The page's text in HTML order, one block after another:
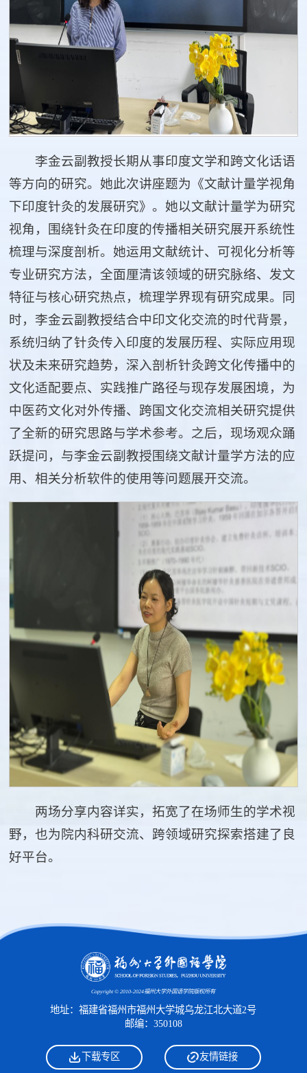
李金云副教授长期从事印度文学和跨文化话语
等方向的研究。她此次讲座题为《文献计量学视角
下印度针灸的发展研究》。她以文献计量学为研究
视角，围绕针灸在印度的传播相关研究展开系统性
梳理与深度剖析。她运用文献统计、可视化分析等
专业研究方法，全面厘清该领域的研究脉络、发文
特征与核心研究热点，梳理学界现有研究成果。同
时，李金云副教授结合中印文化交流的时代背景，
系统归纳了针灸传入印度的发展历程、实际应用现
状及未来研究趋势，深入剖析针灸跨文化传播中的
文化适配要点、实践推广路径与现存发展困境，为
中医药文化对外传播、跨国文化交流相关研究提供
了全新的研究思路与学术参考。之后，现场观众踊
跃提问，与李金云副教授围绕文献计量学方法的应
用、相关分析软件的使用等问题展开交流。
两场分享内容详实，拓宽了在场师生的学术视
野，也为院内科研交流、跨领域研究探索搭建了良
好平台。
Copyright © 2010-2024福州大学外国语学院版权所有
地址：福建省福州市福州大学城乌龙江北大道2号
邮编：350108
下载专区 友情链接